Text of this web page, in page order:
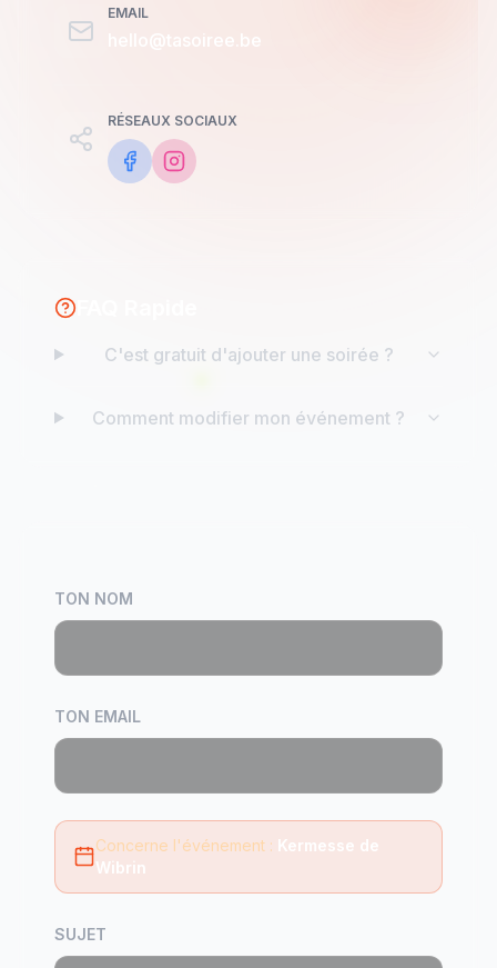
EMAIL
hello@tasoiree.be
RÉSEAUX SOCIAUX
C'est gratuit d'ajouter une soirée ?
Comment modifier mon événement ?
TON NOM
TON EMAIL
Concerne l'événement : Kermesse de
Wibrin
SUJET